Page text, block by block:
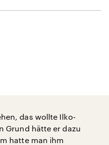
das wollte Ilko-
Grund hätte er dazu
hatte man ihm